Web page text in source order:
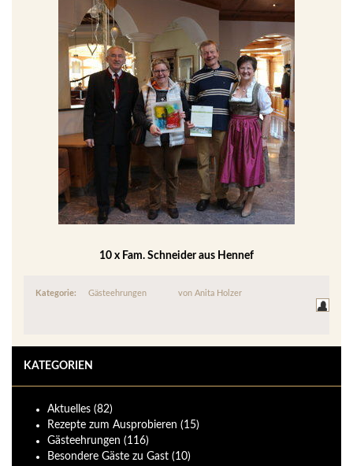
10 x Fam. Schneider aus Hennef
Kategorie: Gästeehrungen von Anita Holzer
KATEGORIEN
Aktuelles (82)
Rezepte zum Ausprobieren (15)
Gästeehrungen (116)
Besondere Gäste zu Gast (10)